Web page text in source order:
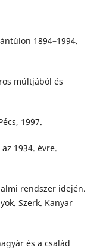
1894–1994.
múltjából és
1997.
1934. évre.
rendszer idején.
Szerk. Kanyar
és a család